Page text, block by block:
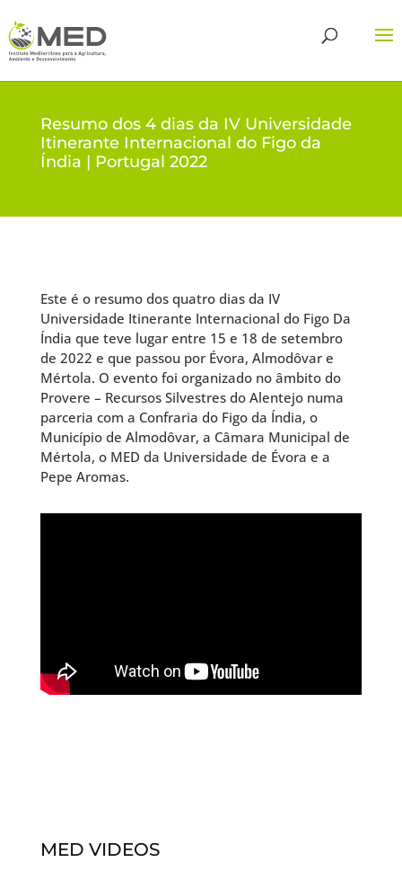
Resumo dos 4 dias da IV Universidade
Itinerante Internacional do Figo da
Índia | Portugal 2022
Este é o resumo dos quatro dias da IV
Universidade Itinerante Internacional do Figo Da
Índia que teve lugar entre 15 e 18 de setembro
de 2022 e que passou por Évora, Almodôvar e
Mértola. O evento foi organizado no âmbito do
Provere – Recursos Silvestres do Alentejonuma
parceria com a Confraria do Figo da Índia, o
Município de Almodôvar, a Câmara Municipal de
Mértola, o MED da Universidade de Évora e a
Pepe Aromas.
MED VIDEOS